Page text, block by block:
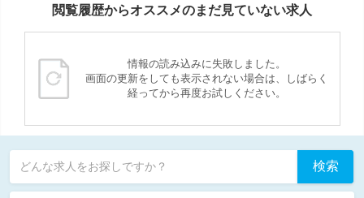
閲覧履歴からオススメのまだ見ていない求人
情報の読み込みに失敗しました。
画面の更新をしても表示されない場合は、しばらく
経ってから再度お試しください。
どんな求人をお探しですか？ 検索